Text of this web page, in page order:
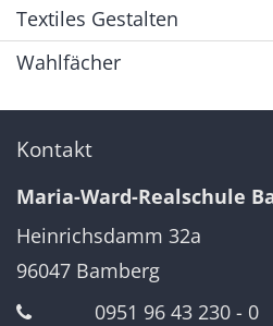
Textiles Gestalten
Wahlfächer
Kontakt
Maria-Ward-Realschule
Heinrichsdamm 32a
96047 Bamberg
0951 96 43 230 - 0